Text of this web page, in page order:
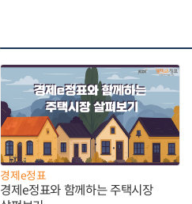
경제e정표
경제e정표와 함께하는 주택시장